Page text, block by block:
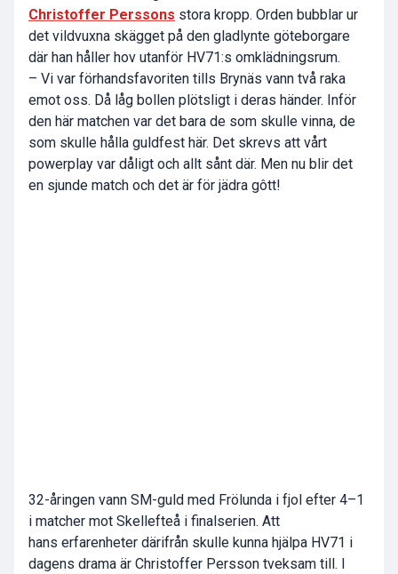
Christoffer Perssons stora kropp. Orden bubblar ur
det vildvuxna skägget på den gladlynte göteborgare
där han håller hov utanför HV71:s omklädningsrum.
– Vi var förhandsfavoriten tills Brynäs vann två raka
emot oss. Då låg bollen plötsligt i deras händer. Inför
den här matchen var det bara de som skulle vinna, de
som skulle hålla guldfest här. Det skrevs att vårt
powerplay var dåligt och allt sånt där. Men nu blir det
en sjunde match och det är för jädra gôtt!
32-åringen vann SM-guld med Frölunda i fjol efter 4–1
i matcher mot Skellefteå i finalserien. Att
hans erfarenheter därifrån skulle kunna hjälpa HV71 i
dagens drama är Christoffer Persson tveksam till. I